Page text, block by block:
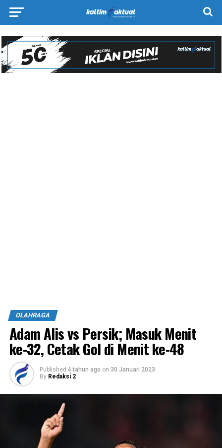
OLAHRAGA
Adam Alis vs Persik; Masuk Menit
ke-32, Cetak Gol di Menit ke-48
Published 4 tahun ago on 30 Januari 2023
By Redaksi 2